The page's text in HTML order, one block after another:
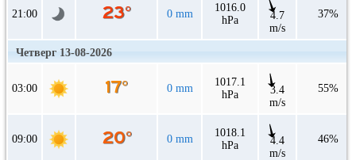
21:00 0 mm
1016.0
hPa
4.7
m/s
37%
Четверг 13-08-2026
03:00 0 mm
1017.1
hPa
3.4
m/s
55%
09:00 0 mm
1018.1
hPa
4.4
m/s
46%